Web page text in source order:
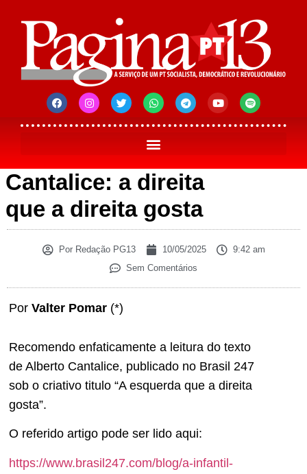
Cantalice: a direita
que a direita gosta
PorRedação PG13 10/05/2025
9:42 am
Sem Comentários
Por Valter Pomar (*)
Recomendo enfaticamente a leitura do texto
de Alberto Cantalice, publicado no Brasil 247
sob o criativo titulo “A esquerda que a direita
gosta”.
O referido artigo pode ser lido aqui:
https://www.brasil247.com/blog/a-infantil-